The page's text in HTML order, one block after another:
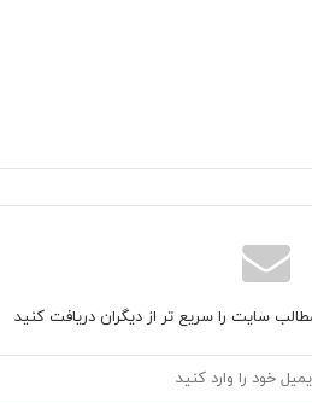
سایت را سریع تر از دیگران دریافت کنید